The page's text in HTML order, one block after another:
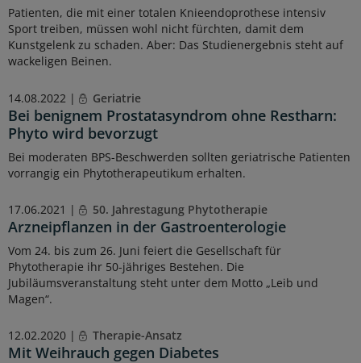
Patienten, die mit einer totalen Knieendoprothese intensiv
Sport treiben, müssen wohl nicht fürchten, damit dem
Kunstgelenk zu schaden. Aber: Das Studienergebnis steht auf
wackeligen Beinen.
14.08.2022 | Geriatrie
Bei benignem Prostatasyndrom ohne Restharn:
Phyto wird bevorzugt
Bei moderaten BPS-Beschwerden sollten geriatrische Patienten
vorrangig ein Phytotherapeutikum erhalten.
17.06.2021 | 50. Jahrestagung Phytotherapie
Arzneipflanzen in der Gastroenterologie
Vom 24. bis zum 26. Juni feiert die Gesellschaft für
Phytotherapie ihr 50-jähriges Bestehen. Die
Jubiläumsveranstaltung steht unter dem Motto „Leib und
Magen“.
12.02.2020 | Therapie-Ansatz
Mit Weihrauch gegen Diabetes